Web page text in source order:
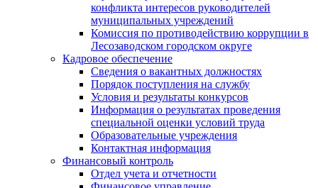
конфликта интересов руководителей
муниципальных учреждений
Комиссия по противодействию коррупции в
Лесозаводском городском округе
Кадровое обеспечение
Сведения о вакантных должностях
Порядок поступления на службу
Условия и результаты конкурсов
Информация о результатах проведения
специальной оценки условий труда
Образовательные учреждения
Контактная информация
Финансовый контроль
Отдел учета и отчетности